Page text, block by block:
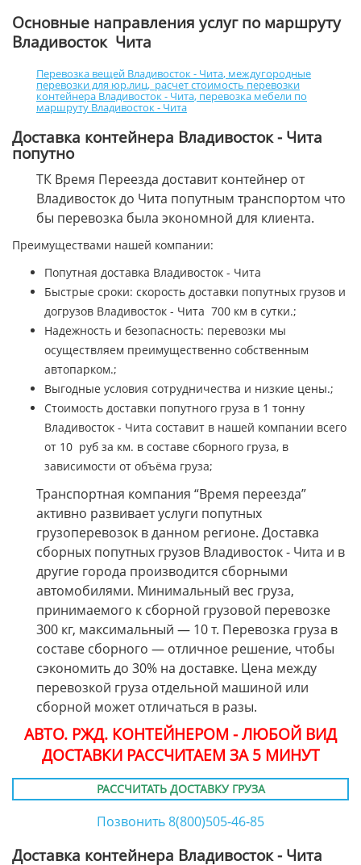
Основные направления услуг по маршруту
Владивосток Чита
Перевозка вещей Владивосток - Чита, междугородные
перевозки для юр.лиц, расчет стоимость перевозки
контейнера Владивосток - Чита, перевозка мебели по
маршруту Владивосток - Чита
Доставка контейнера Владивосток - Чита
попутно
ТК Время Переезда доставит контейнер от
Владивосток до Чита попутным транспортом что
бы перевозка была экономной для клиента.
Преимуществами нашей компании:
Попутная доставка Владивосток - Чита
Быстрые сроки: скорость доставки попутных грузов и
догрузов Владивосток - Чита 700 км в сутки.;
Надежность и безопасность: перевозки мы
осуществляем преимущественно собственным
автопарком.;
Выгодные условия сотрудничества и низкие цены.;
Стоимость доставки попутного груза в 1 тонну
Владивосток - Чита составит в нашей компании всего
от 10 руб за км. в составе сборного груза, в
зависимости от объёма груза;
Транспортная компания “Время переезда”
активно развивает услуги попутных
грузоперевозок в данном регионе. Доставка
сборных попутных грузов Владивосток - Чита и в
другие города производится сборными
автомобилями. Минимальный вес груза,
принимаемого к сборной грузовой перевозке
300 кг, максимальный — 10 т. Перевозка груза в
составе сборного — отличное решение, чтобы
сэкономить до 30% на доставке. Цена между
перевозкой груза отдельной машиной или
сборной может отличаться в разы.
АВТО. РЖД. КОНТЕЙНЕРОМ - ЛЮБОЙ ВИД
ДОСТАВКИ РАССЧИТАЕМ ЗА 5 МИНУТ
РАССЧИТАТЬ ДОСТАВКУ ГРУЗА
Позвонить 8(800)505-46-85
Доставка контейнера Владивосток - Чита